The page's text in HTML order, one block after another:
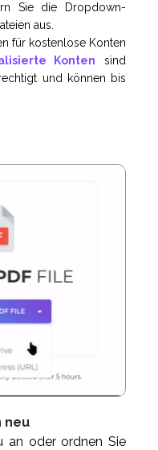
Sie die Dropdown-
aus.
für kostenlose Konten
Konten sind
und können bis
neu
an oder ordnen Sie